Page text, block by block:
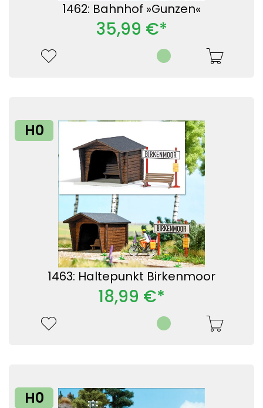
1462: Bahnhof »Gunzen«
35,99 €*
H0
1463: Haltepunkt Birkenmoor
18,99 €*
H0